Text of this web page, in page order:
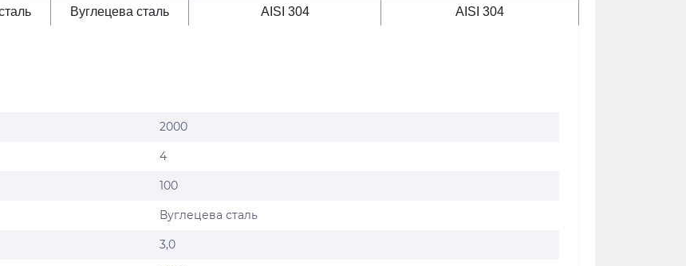
Вуглецева сталь AISI 304 AISI 304
2000
4
100
Вуглецева сталь
3,0